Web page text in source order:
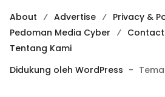
About Advertise
Privacy &
Pedoman Media Cyber
Contact
Tentang Kami
Didukung oleh WordPress -